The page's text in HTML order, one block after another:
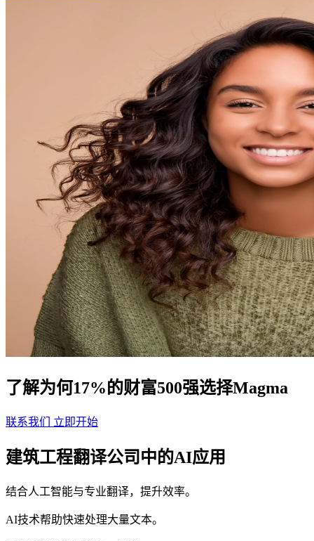
了解为何17%的财富500强选择Magma
联系我们 立即开始
建筑工程翻译公司中的AI应用
结合人工智能与专业翻译，提升效率。
AI技术帮助快速处理大量文本。